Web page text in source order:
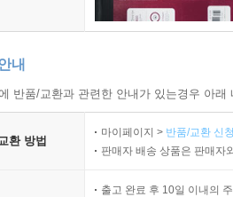
내
반품/교환과 관련한 안내가 있는경우 아
환 방법
마이페이지 > 반품/교환 신
판매자 배송 상품은 판매자
출고 완료 후 10일 이내의